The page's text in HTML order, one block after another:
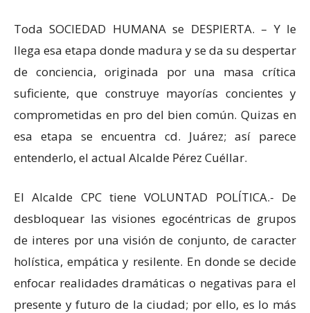
Toda SOCIEDAD HUMANA se DESPIERTA. – Y le
llega esa etapa donde madura y se da su despertar
de conciencia, originada por una masa crítica
suficiente, que construye mayorías concientes y
comprometidas en pro del bien común. Quizas en
esa etapa se encuentra cd. Juárez; así parece
entenderlo, el actual Alcalde Pérez Cuéllar.
El Alcalde CPC tiene VOLUNTAD POLÍTICA.- De
desbloquear las visiones egocéntricas de grupos
de interes por una visión de conjunto, de caracter
holística, empática y resilente. En donde se decide
enfocar realidades dramáticas o negativas para el
presente y futuro de la ciudad; por ello, es lo más